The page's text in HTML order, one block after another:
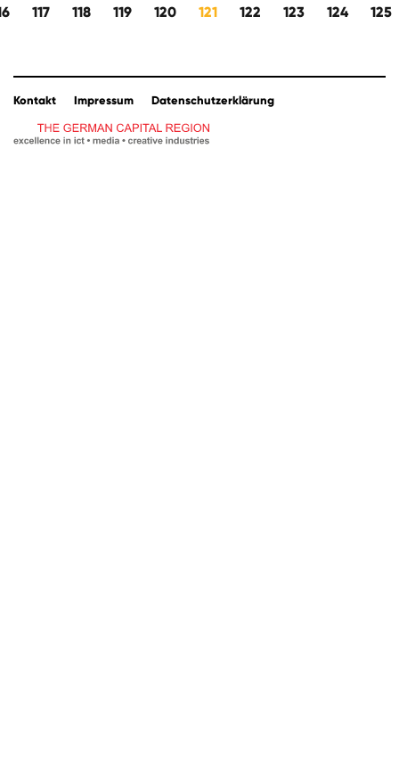
117 118 119 120 121 122 123 124 125
Kontakt Impressum Datenschutzerklärung